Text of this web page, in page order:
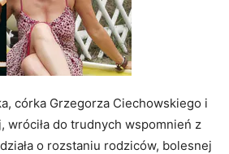
córka Grzegorza Ciechowskiego i
wróciła do trudnych wspomnień z
o rozstaniu rodziców, bolesnej